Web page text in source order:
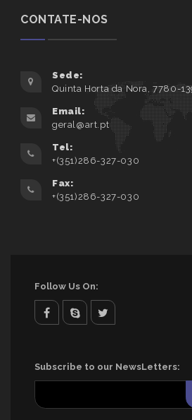
CONTATE-NOS
Sede:
Quinta Horta da Nora, 7780-
Email:
geral@art.pt
Tel:
+(351)286-327-030
Fax:
+(351)286-327-030
Follow Us On:
Subscribe to our NewsLetters: